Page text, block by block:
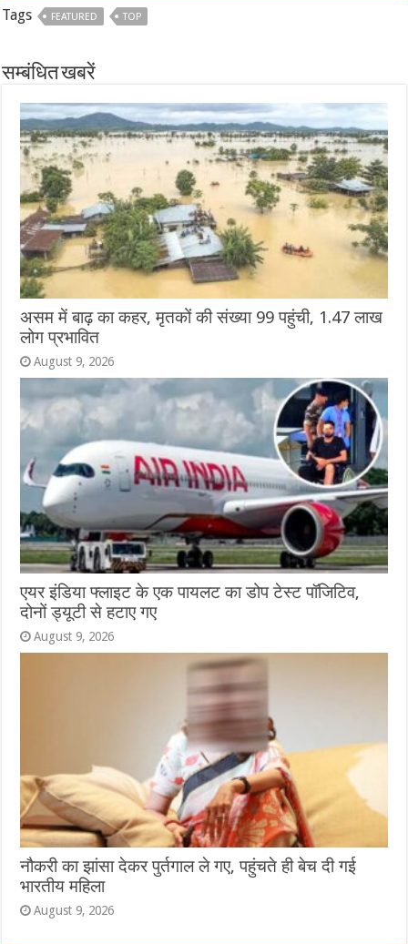
Tags FEATURED TOP
सम्बंधित खबरें
असम में बाढ़ का कहर, मृतकों की संख्या 99 पहुंची, 1.47 लाख
लोग प्रभावित
August 9, 2026
एयर इंडिया फ्लाइट के एक पायलट का डोप टेस्ट पॉजिटिव,
दोनों ड्यूटी से हटाए गए
August 9, 2026
नौकरी का झांसा देकर पुर्तगाल ले गए, पहुंचते ही बेच दी गई
भारतीय महिला
August 9, 2026